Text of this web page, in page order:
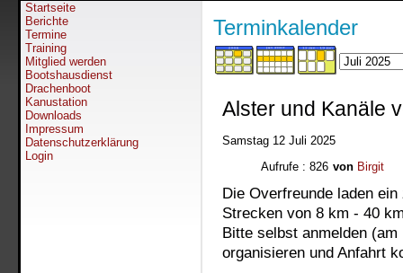
Startseite
Berichte
Termine
Training
Mitglied werden
Bootshausdienst
Drachenboot
Kanustation
Downloads
Impressum
Datenschutzerklärung
Login
Terminkalender
Alster und Kanäle
Samstag 12 Juli 2025
Aufrufe : 826 von Birgit
Die Overfreunde laden
Strecken von 8 km - 40
Bitte selbst anmelden
organisieren und Anfahrt